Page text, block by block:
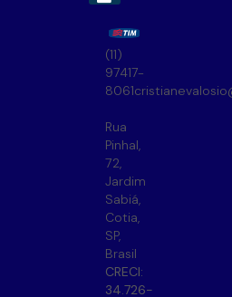
(11)
97417-
8061
Rua
Pinhal,
72,
Jardim
Sabiá,
Cotia,
SP,
Brasil
CRECI:
34.726-